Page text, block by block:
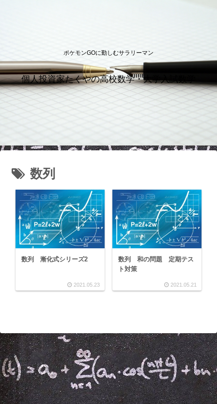
ポケモンGOに勤しむサラリーマン
個人投資家たくやの高校数学・大学入試数学
数列
数列 漸化式シリーズ2
2021.05.23
数列 和の問題 定期テス
ト対策
2021.05.21